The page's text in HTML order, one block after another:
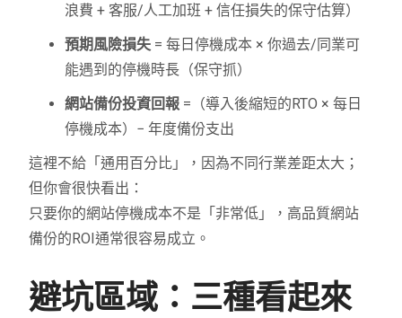
浪費 + 客服/人工加班 + 信任損失的保守估算）
預期風險損失 = 每日停機成本 × 你過去/同業可
能遇到的停機時長（保守抓）
網站備份投資回報 =（導入後縮短的RTO × 每日
停機成本）− 年度備份支出
這裡不給「通用百分比」，因為不同行業差距太大；
但你會很快看出：
只要你的網站停機成本不是「非常低」，高品質網站
備份的ROI通常很容易成立。
避坑區域：三種看起來